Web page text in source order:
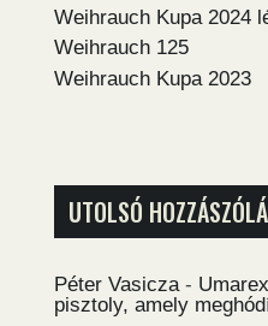
Weihrauch Kupa 2024
Weihrauch 125
Weihrauch Kupa 2023
UTOLSÓ
Péter Vasicza -
pisztoly, amely